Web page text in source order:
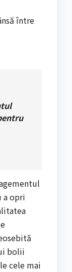
între
a opri
bolii
cele mai